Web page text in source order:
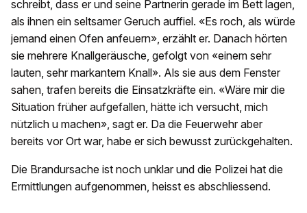
schreibt, dass er und seine Partnerin gerade im Bett lagen,
als ihnen ein seltsamer Geruch auffiel. «Es roch, als würde
jemand einen Ofen anfeuern», erzählt er. Danach hörten
sie mehrere Knallgeräusche, gefolgt von «einem sehr
lauten, sehr markantem Knall». Als sie aus dem Fenster
sahen, trafen bereits die Einsatzkräfte ein. «Wäre mir die
Situation früher aufgefallen, hätte ich versucht, mich
nützlich u machen», sagt er. Da die Feuerwehr aber
bereits vor Ort war, habe er sich bewusst zurückgehalten.
Die Brandursache ist noch unklar und die Polizei hat die
Ermittlungen aufgenommen, heisst es abschliessend.